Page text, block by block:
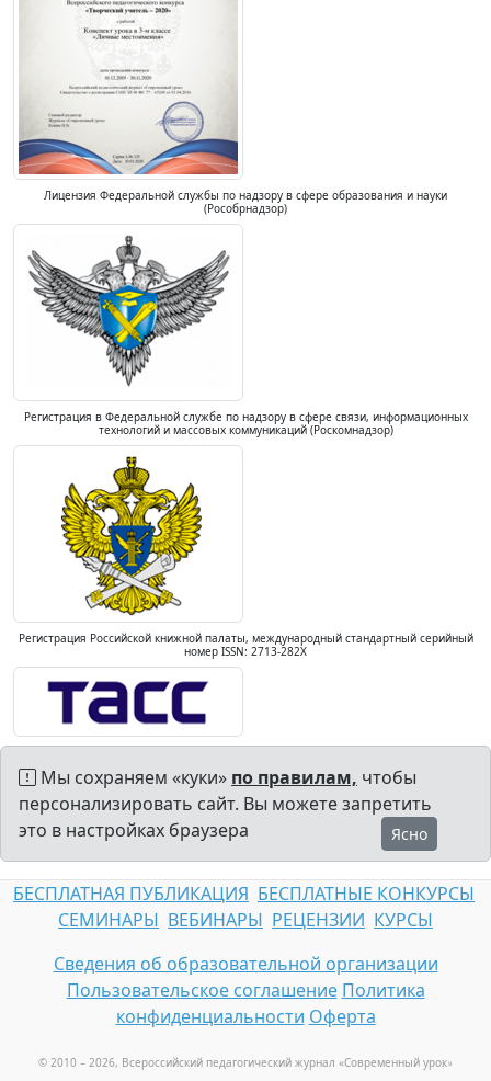
Лицензия Федеральной службы по надзору в сфере образования и науки
(Рособрнадзор)
Регистрация в Федеральной службе по надзору в сфере связи, информационных
технологий и массовых коммуникаций (Роскомнадзор)
Регистрация Российской книжной палаты, международный стандартный серийный
номер ISSN: 2713-282X
Мы сохраняем «куки» по правилам, чтобы
персонализировать сайт. Вы можете запретить
это в настройках браузера
Ясно
БЕСПЛАТНАЯ ПУБЛИКАЦИЯ БЕСПЛАТНЫЕ КОНКУРСЫ
СЕМИНАРЫ ВЕБИНАРЫ РЕЦЕНЗИИ КУРСЫ
Сведения об образовательной организации
Пользовательское соглашение Политика
конфиденциальности Оферта
© 2010 – 2026, Всероссийский педагогический журнал «Современный урок»